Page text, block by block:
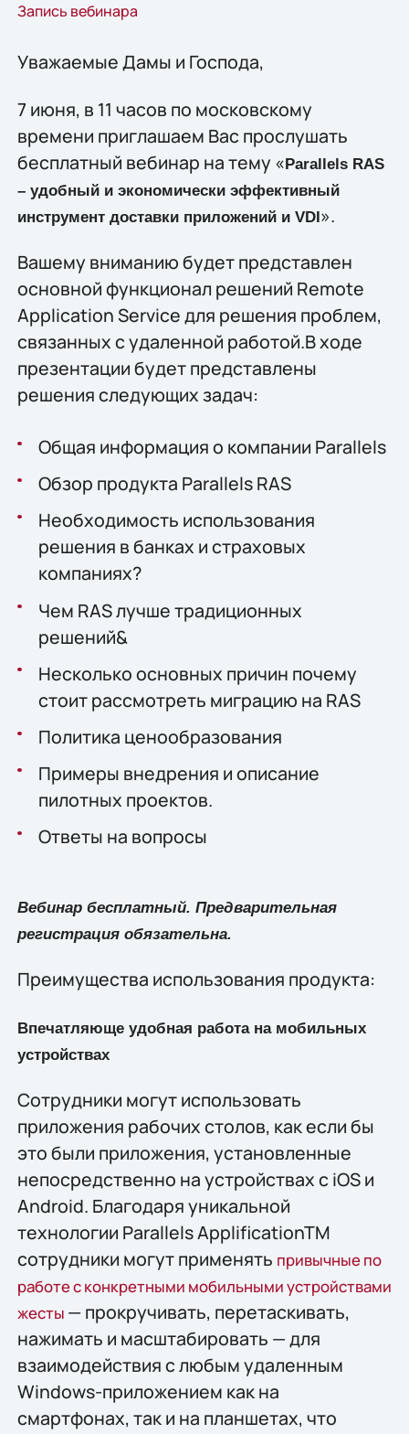
Запись вебинара
Уважаемые Дамы и Господа,
7 июня, в 11 часов по московскому
времени приглашаем Вас прослушать
бесплатный вебинар на тему «Parallels RAS
– удобный и экономически эффективный
инструмент доставки приложений и VDI».
Вашему вниманию будет представлен
основной функционал решений Remote
Application Service для решения проблем,
связанных с удаленной работой.В ходе
презентации будет представлены
решения следующих задач:
Общая информация о компании Parallels
Обзор продукта Parallels RAS
Необходимость использования
решения в банках и страховых
компаниях?
Чем RAS лучше традиционных
решений&
Несколько основных причин почему
стоит рассмотреть миграцию на RAS
Политика ценообразования
Примеры внедрения и описание
пилотных проектов.
Ответы на вопросы
Вебинар бесплатный. Предварительная
регистрация обязательна.
Преимущества использования продукта:
Впечатляюще удобная работа на мобильных
устройствах
Сотрудники могут использовать
приложения рабочих столов, как если бы
это были приложения, установленные
непосредственно на устройствах с iOS и
Android. Благодаря уникальной
технологии Parallels ApplificationTM
сотрудники могут применять привычные по
работе с конкретными мобильными устройствами
жесты — прокручивать, перетаскивать,
нажимать и масштабировать — для
взаимодействия с любым удаленным
Windows-приложением как на
смартфонах, так и на планшетах, что